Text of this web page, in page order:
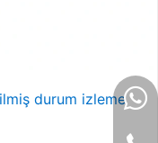
durum izleme